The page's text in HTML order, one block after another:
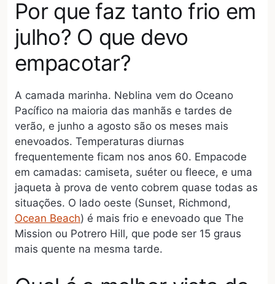
Por que faz tanto frio em
julho? O que devo
empacotar?
A camada marinha. Neblina vem do Oceano
Pacífico na maioria das manhãs e tardes de
verão, e junho a agosto são os meses mais
enevoados. Temperaturas diurnas
frequentemente ficam nos anos 60. Empacode
em camadas: camiseta, suéter ou fleece, e uma
jaqueta à prova de vento cobrem quase todas as
situações. O lado oeste (Sunset, Richmond,
Ocean Beach) é mais frio e enevoado que The
Mission ou Potrero Hill, que pode ser 15 graus
mais quente na mesma tarde.